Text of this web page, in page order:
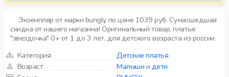
Экземпляр от марки bungly по цене 1039 руб. Сумасшедшая
скидка от нашего магазина! Оригинальный товар. платье
"звездочка" 0+ от 1 до 3 лет, для детского возраста из россии.
Категория
Детские платья
Возраст
Малыши и дети